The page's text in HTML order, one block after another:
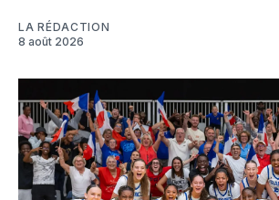
LA RÉDACTION
8 août 2026